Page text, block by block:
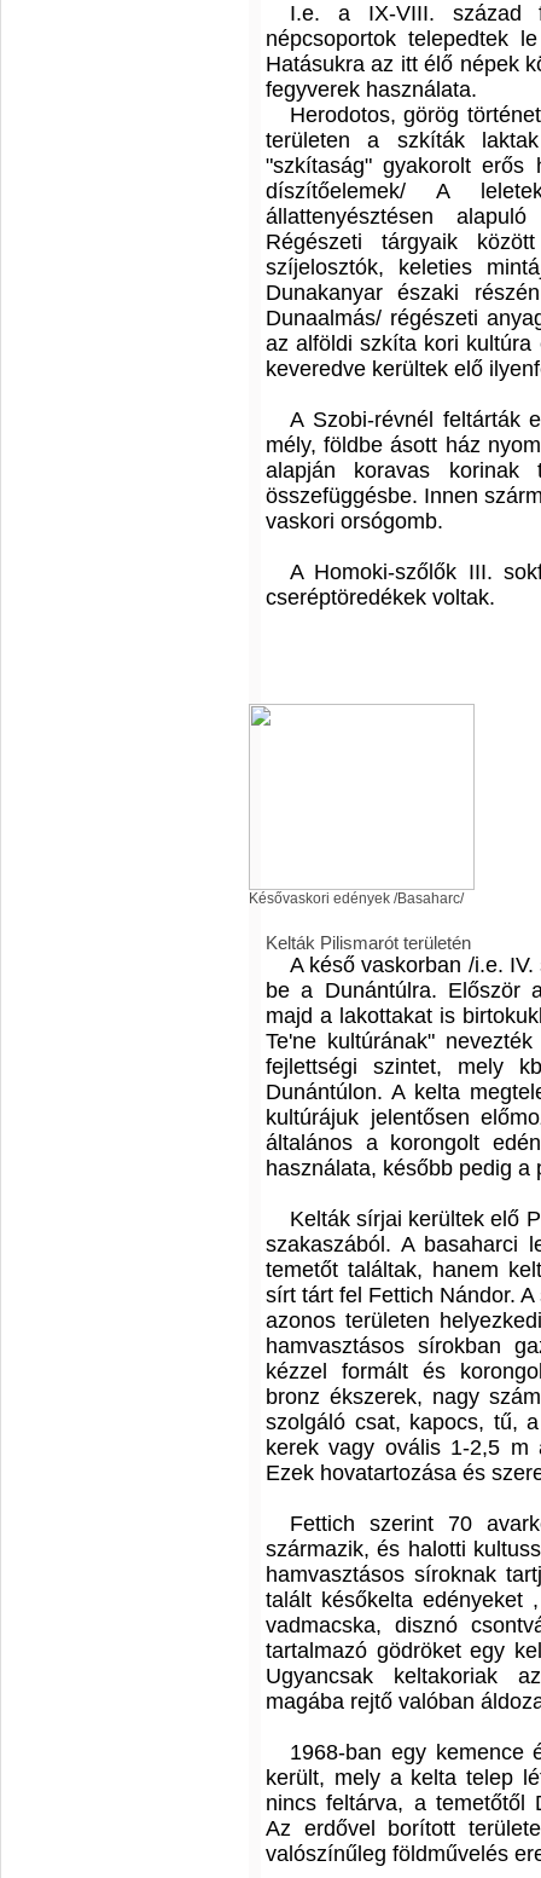
I.e. a IX-VIII. század
népcsoportok telepedtek
Hatásukra az itt élő népek
fegyverek használata.
Herodotos, görög
területen a szkíták
"szkítaság" gyakorolt erős
díszítőelemek/ A
állattenyésztésen
Régészeti tárgyaik
szíjelosztók, keleties
Dunakanyar északi
Dunaalmás/ régészeti
az alföldi szkíta kori
keveredve kerültek elő
A Szobi-révnél feltárták
mély, földbe ásott ház
alapján koravas korinak
összefüggésbe. Innen
vaskori orsógomb.
A Homoki-szőlők III.
cseréptöredékek voltak.
Késővaskori edények /Basaharc/
Kelták Pilismarót területén
A késő vaskorban /i.e.
be a Dunántúlra. Először
majd a lakottakat is
Te'ne kultúrának"
fejlettségi szintet, mely
Dunántúlon. A kelta
kultúrájuk jelentősen
általános a korongolt
használata, később pedig
Kelták sírjai kerültek elő
szakaszából. A basaharci
temetőt találtak, hanem
sírt tárt fel Fettich Nándor.
azonos területen
hamvasztásos sírokban
kézzel formált és
bronz ékszerek, nagy
szolgáló csat, kapocs, tű,
kerek vagy ovális 1-2,5 m
Ezek hovatartozása és
Fettich szerint 70
származik, és halotti
hamvasztásos síroknak
talált későkelta edényeket
vadmacska, disznó
tartalmazó gödröket egy
Ugyancsak keltakoriak
magába rejtő valóban
1968-ban egy kemence
került, mely a kelta telep
nincs feltárva, a temetőtől
Az erdővel borított
valószínűleg földművelés